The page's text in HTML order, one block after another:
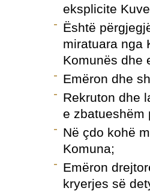
eksplicite
Është
miratuara nga
Komunës dhe
Emëron dhe
Rekruton dhe
e zbatueshëm
Në çdo kohë
Komuna;
Emëron
kryerjes së